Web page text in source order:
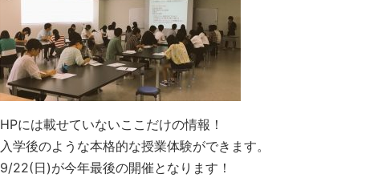
HPには載せていないここだけの情報！
入学後のような本格的な授業体験ができます。
9/22(日)が今年最後の開催となります！